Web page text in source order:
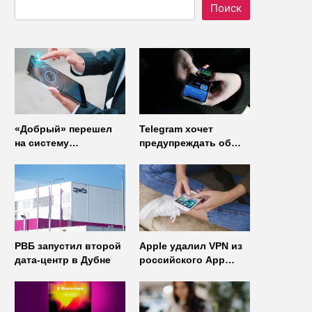
Поиск
«Добрый» перешел
на систему
«Газинформсервис»
Telegram хочет
предупреждать об
неофициальных
клиентов
мессенджера
РВБ запустил второй
дата-центр в Дубне
Apple удалил VPN из
российского App